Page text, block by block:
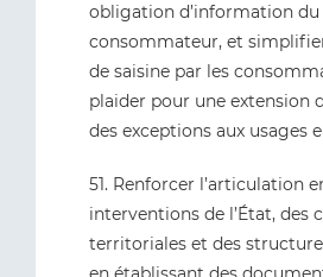
obligation d’information du
consommateur, et
de saisine par les
plaider pour une extension
des exceptions aux usages
51. Renforcer l’articulation
interventions de l’État, des
territoriales et des